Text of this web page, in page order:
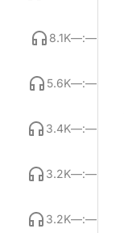
8.1K—:—
5.6K—:—
3.4K—:—
3.2K—:—
3.2K—:—